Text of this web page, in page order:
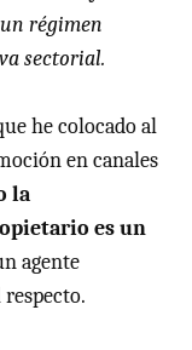
régimen
sectorial.
he colocado al
en canales
la
es un
agente